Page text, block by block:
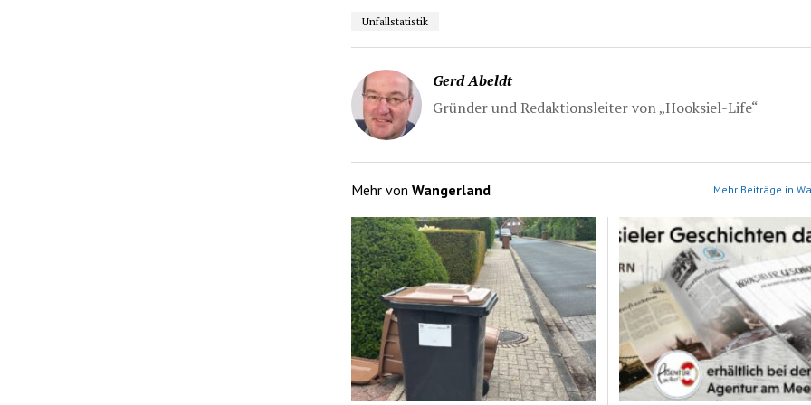
Unfallstatistik
Gerd Abeldt
Gründer und Redaktionsleiter von „Hooksiel-Life“
Mehr von Wangerland Mehr Beiträge in